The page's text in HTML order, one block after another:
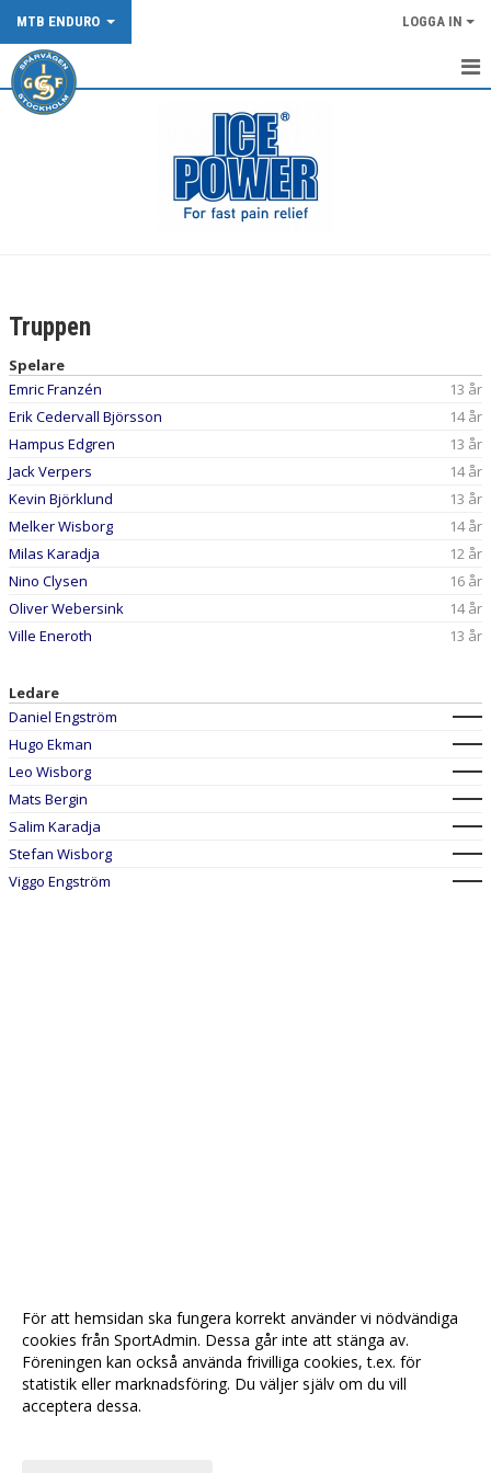
MTB ENDURO LOGGA IN
HEM
DOKUMENT
KONTAKT
Truppen
Spelare
Emric Franzén
13 år
Erik Cedervall Björsson
14 år
Hampus Edgren
13 år
Jack Verpers
14 år
Kevin Björklund
13 år
Melker Wisborg
14 år
Milas Karadja
12 år
Nino Clysen
16 år
Oliver Webersink
14 år
Ville Eneroth
13 år
Ledare
Daniel Engström
Hugo Ekman
Leo Wisborg
Mats Bergin
Salim Karadja
Stefan Wisborg
Viggo Engström
För att hemsidan ska fungera korrekt använder vi nödvändiga
cookies från SportAdmin. Dessa går inte att stänga av.
Föreningen kan också använda frivilliga cookies, t.ex. för
statistik eller marknadsföring. Du väljer själv om du vill
acceptera dessa.